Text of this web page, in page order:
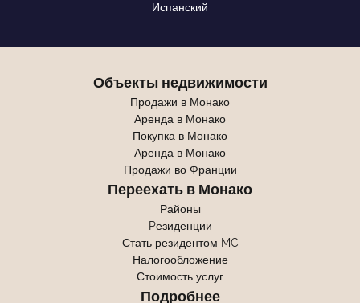
Испанский
Объекты недвижимости
Продажи в Монако
Аренда в Монако
Покупка в Монако
Аренда в Монако
Продажи во Франции
Переехать в Монако
Районы
Pезиденции
Стать резидентом MC
Налогообложение
Стоимость услуг
Подробнее